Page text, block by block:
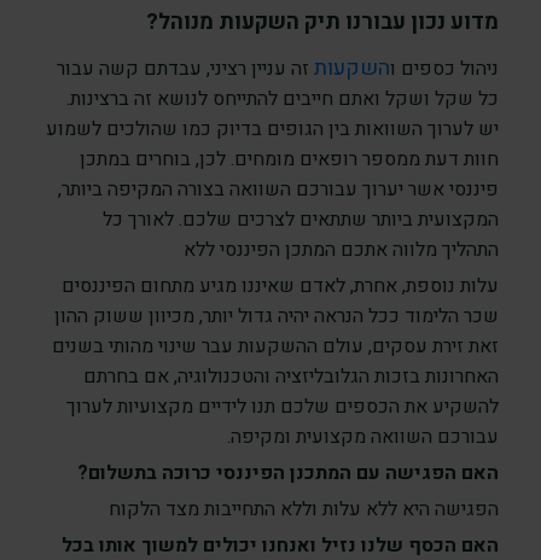
מדוע נכון עבורנו תיק השקעות מנוהל?
ניהול כספים והשקעות זה עניין רציני, עבדתם קשה עבור
כל שקל ושקל ואתם חייבים להתייחס לנושא זה ברצינות.
יש לערוך השוואות בין הגופים בדיוק כמו שהולכים לשמוע
חוות דעת ממספר רופאים מומחים. לכן, בוחרים במתכן
פיננסי אשר יערוך עבורכם השוואה בצורה המקיפה ביותר,
המקצועית ביותר שתתאים לצרכים שלכם. לאורך כל
התהליך מלווה אתכם המתכן הפיננסי ללא
עלות נוספת, אחרת, לאדם שאיננו מגיע מתחום הפיננסים
שכר הלימוד ככל הנראה יהיה גדול יותר, מכיוון ששוק ההון
זאת זירת עסקים, עולם ההשקעות עבר שינוי מהותי בשנים
האחרונות בזכות הגלובליזציה והטכנולוגיה, אם בחרתם
להשקיע את הכספים שלכם תנו לידיים מקצועיות לערוך
עבורכם השוואה מקצועית ומקיפה.
האם הפגישה עם המתכנן הפיננסי כרוכה בתשלום?
הפגישה היא ללא עלות וללא התחייבות מצד הלקוח
האם הכסף שלנו נזיל ואנחנו יכולים למשוך אותו בכל